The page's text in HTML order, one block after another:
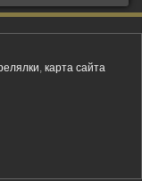
, карта сайта